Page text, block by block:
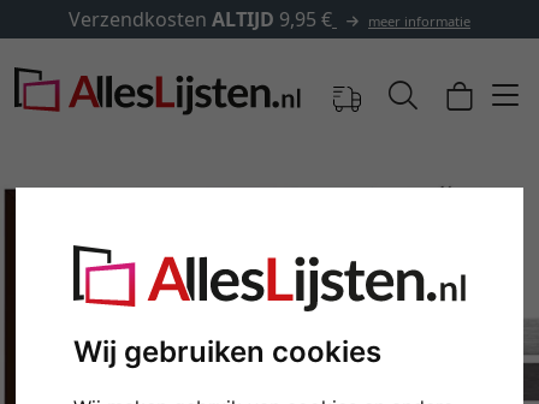
Wij gebruiken cookies
ALTIJD9,95 € meer informatie